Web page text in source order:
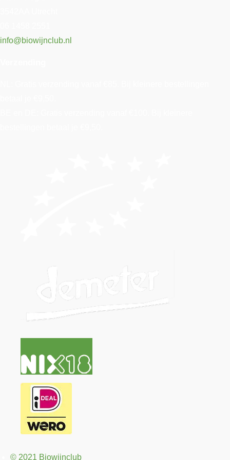
info@biowijnclub.nl
© 2021 Biowijnclub